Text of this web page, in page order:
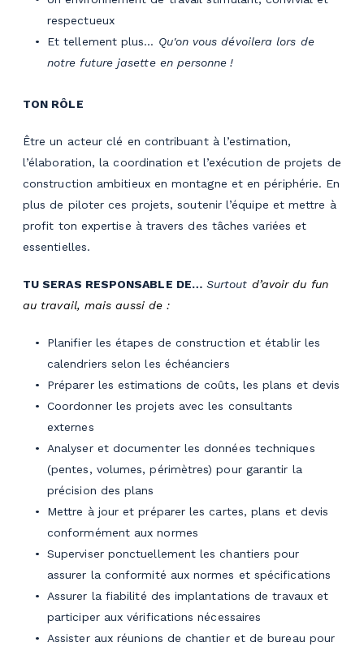
respectueux
Et tellement plus… Qu'on vous dévoilera lors de
notre future jasette en personne !
TON RÔLE
Être un acteur clé en contribuant à l’estimation,
l’élaboration, la coordination et l’exécution de projets de
construction ambitieux en montagne et en périphérie. En
plus de piloter ces projets, soutenir l’équipe et mettre à
profit ton expertise à travers des tâches variées et
essentielles.
TU SERAS RESPONSABLE DE… Surtout d’avoir du fun
au travail, mais aussi de :
Planifier les étapes de construction et établir les
calendriers selon les échéanciers
Préparer les estimations de coûts, les plans et devis
Coordonner les projets avec les consultants
externes
Analyser et documenter les données techniques
(pentes, volumes, périmètres) pour garantir la
précision des plans
Mettre à jour et préparer les cartes, plans et devis
conformément aux normes
Superviser ponctuellement les chantiers pour
assurer la conformité aux normes et spécifications
Assurer la fiabilité des implantations de travaux et
participer aux vérifications nécessaires
Assister aux réunions de chantier et de bureau pour